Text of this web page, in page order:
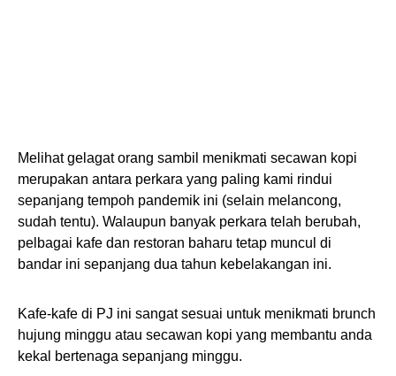
Melihat gelagat orang sambil menikmati secawan kopi
merupakan antara perkara yang paling kami rindui
sepanjang tempoh pandemik ini (selain melancong,
sudah tentu). Walaupun banyak perkara telah berubah,
pelbagai kafe dan restoran baharu tetap muncul di
bandar ini sepanjang dua tahun kebelakangan ini.
Kafe-kafe di PJ ini sangat sesuai untuk menikmati brunch
hujung minggu atau secawan kopi yang membantu anda
kekal bertenaga sepanjang minggu.